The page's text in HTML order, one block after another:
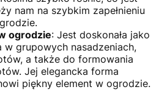
nam na szybkim zapełnieniu
ogrodzie: Jest doskonała jako
w grupowych nasadzeniach,
a także do formowania
Jej elegancka forma
piękny element w ogrodzie.